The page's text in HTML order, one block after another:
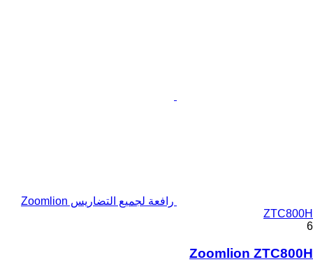
رافعة لجميع التضاريس Zoomlion
ZTC800H
6
Zoomlion ZTC800H